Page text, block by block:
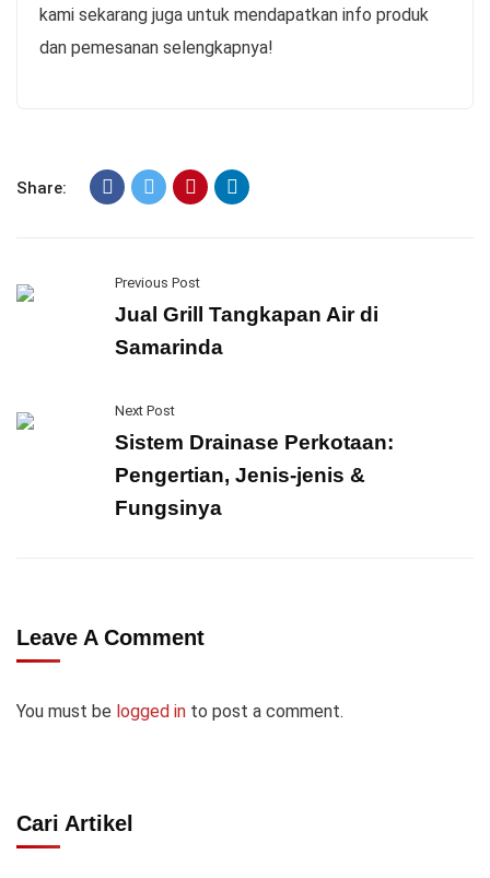
kami sekarang juga untuk mendapatkan info produk
dan pemesanan selengkapnya!
Share:
Previous Post
Jual Grill Tangkapan Air di
Samarinda
Next Post
Sistem Drainase Perkotaan:
Pengertian, Jenis-jenis &
Fungsinya
Leave A Comment
You must be logged in to post a comment.
Cari Artikel